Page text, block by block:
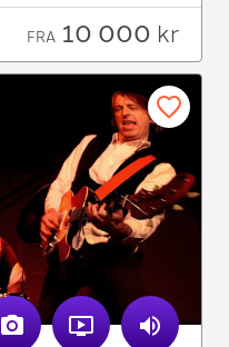
FRA 10 000 kr